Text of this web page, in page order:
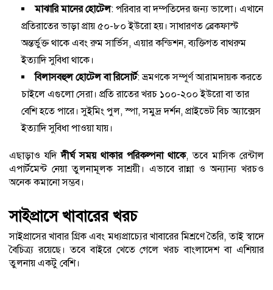
মাঝারি মানের হোটেল: পরিবার বা দম্পতিদের জন্য ভালো। এখানে
প্রতিরাতের ভাড়া প্রায় ৫০-৮০ ইউরো হয়। সাধারণত ব্রেকফাস্ট
অন্তর্ভুক্ত থাকে এবং রুম সার্ভিস, এয়ার কন্ডিশন, ব্যক্তিগত বাথরুম
ইত্যাদি সুবিধা থাকে।
বিলাসবহুল হোটেল বা রিসোর্ট: ভ্রমণকে সম্পূর্ণ আরামদায়ক করতে
চাইলে এগুলো সেরা। প্রতি রাতের খরচ ১০০-২০০ ইউরো বা তার
বেশি হতে পারে। সুইমিং পুল, স্পা, সমুদ্র দর্শন, প্রাইভেট বিচ অ্যাক্সেস
ইত্যাদি সুবিধা পাওয়া যায়।
এছাড়াও যদিদীর্ঘ সময় থাকার পরিকল্পনা থাকে, তবে মাসিক রেন্টাল
এপার্টমেন্ট নেয়া তুলনামূলক সাশ্রয়ী। এভাবে রান্না ও অন্যান্য খরচও
অনেক কমানো সম্ভব।
সাইপ্রাসে খাবারের খরচ
সাইপ্রাসের খাবার গ্রিক এবং মধ্যপ্রাচ্যের খাবারের মিশ্রণে তৈরি, তাই স্বাদে
বৈচিত্র্য রয়েছে। তবে বাইরে খেতে গেলে খরচ বাংলাদেশ বা এশিয়ার
তুলনায় একটু বেশি।